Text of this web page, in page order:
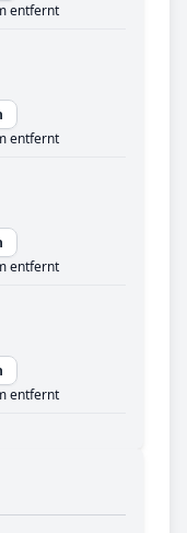
entfernt
entfernt
entfernt
entfernt